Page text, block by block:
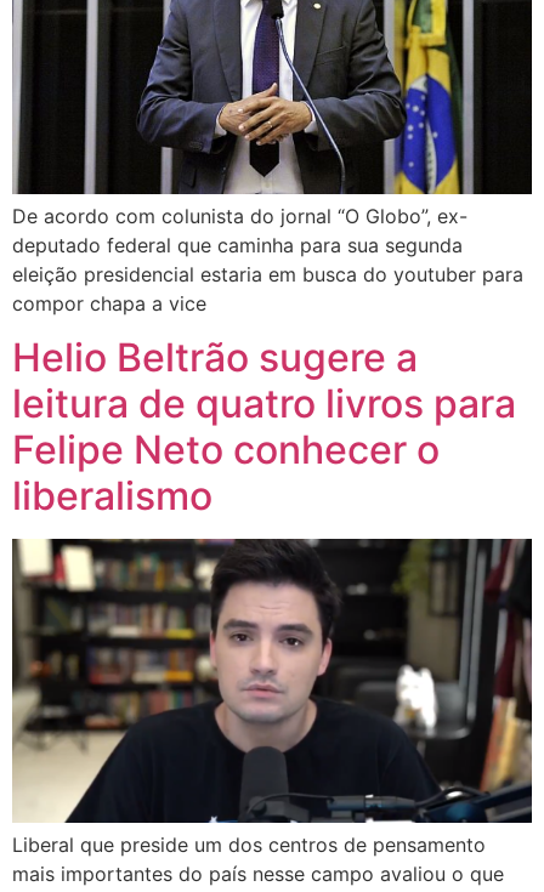
De acordo com colunista do jornal “O Globo”, ex-
deputado federal que caminha para sua segunda
eleição presidencial estaria em busca do youtuber para
compor chapa a vice
Helio Beltrão sugere a
leitura de quatro livros para
Felipe Neto conhecer o
liberalismo
Liberal que preside um dos centros de pensamento
mais importantes do país nesse campo avaliou o que